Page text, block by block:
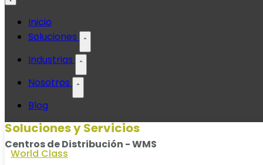
contenido
Inicio
Soluciones
Industrias
Nosotros
Blog
Soluciones y Servicios
Centros de Distribución - WMS
World Class